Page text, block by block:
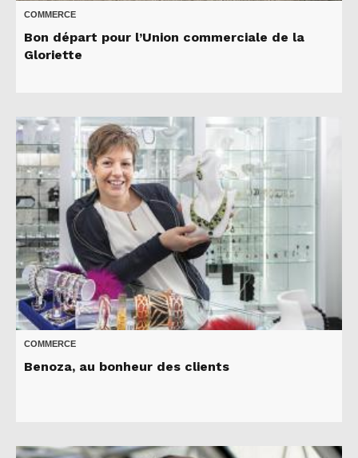
COMMERCE
Bon départ pour l’Union commerciale de la
Gloriette
COMMERCE
Benoza, au bonheur des clients